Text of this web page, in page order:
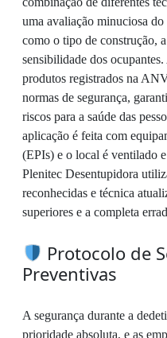
uma avaliação minuciosa
como o tipo de construção,
sensibilidade dos
produtos registrados na
normas de segurança,
riscos para a saúde das
aplicação é feita com
(EPIs) e o local é ventilado
Plenitec Desentupidora
reconhecidas e técnica
superiores e a completa
Protocolo de
Preventivas
A segurança durante a
prioridade absoluta, e as